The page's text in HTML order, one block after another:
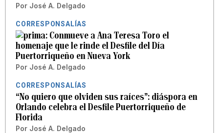
Por José A. Delgado
CORRESPONSALÍAS
Conmueve a Ana Teresa Toro el
homenaje que le rinde el Desfile del Día
Puertorriqueño en Nueva York
Por José A. Delgado
CORRESPONSALÍAS
“No quiero que olviden sus raíces”: diáspora en
Orlando celebra el Desfile Puertorriqueño de
Florida
Por José A. Delgado